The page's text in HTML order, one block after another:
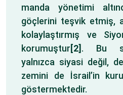
manda yönetimi
göçlerini teşvik etmiş,
kolaylaştırmış ve
korumuştur[2] . Bu
yalnızca siyasi değil,
zemini de İsrail’in
göstermektedir.